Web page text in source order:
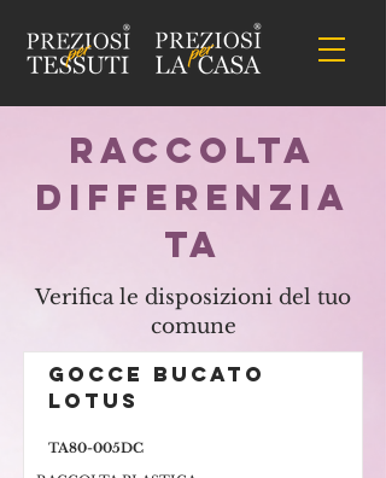
Raccolta
differenzia
ta
Verifica le disposizioni del tuo
comune
GOCCE BUCATO
Lotus
TA80-005DC